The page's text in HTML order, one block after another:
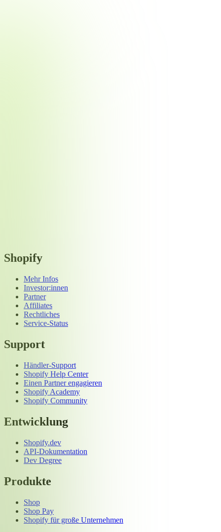
Shopify
Mehr Infos
Investor:innen
Partner
Affiliates
Rechtliches
Service-Status
Support
Händler-Support
Shopify Help Center
Einen Partner engagieren
Shopify Academy
Shopify Community
Entwicklung
Shopify.dev
API-Dokumentation
Dev Degree
Produkte
Shop
Shop Pay
Shopify für große Unternehmen